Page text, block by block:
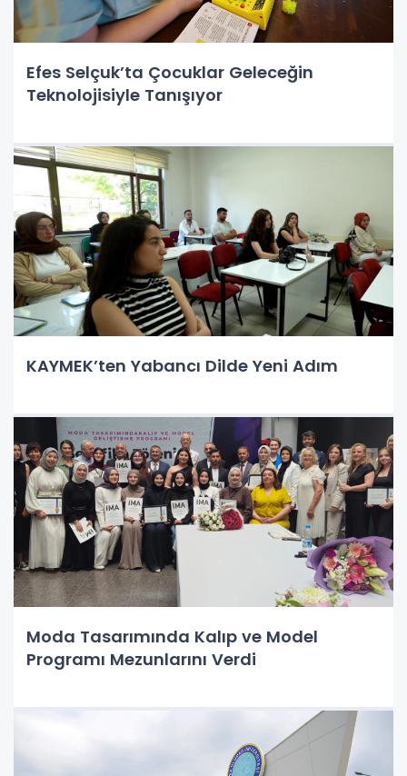
Efes Selçuk’ta Çocuklar Geleceğin
Teknolojisiyle Tanışıyor
KAYMEK’ten Yabancı Dilde Yeni Adım
Moda Tasarımında Kalıp ve Model
Programı Mezunlarını Verdi